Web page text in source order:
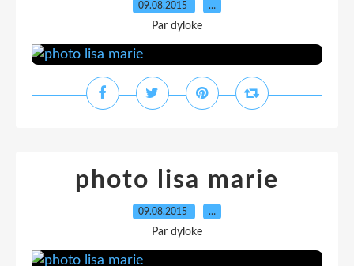
09.08.2015 …
Par dyloke
photo lisa marie
09.08.2015 …
Par dyloke